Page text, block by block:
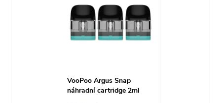
VooPoo Argus Snap
náhradní cartridge 2ml